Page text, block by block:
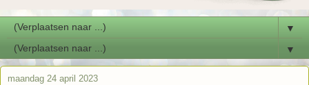
▼
▼
maandag 24 april 2023